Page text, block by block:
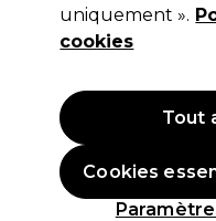
(11)
8,50 €Hors TVA
uniquement ».
cookies
Cookies
Tout